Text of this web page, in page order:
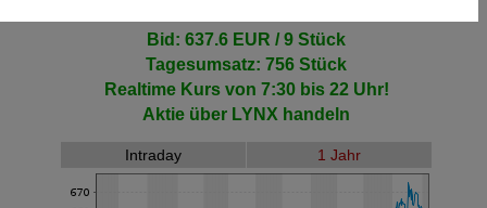
Bid: 637.6 EUR / 9 Stück
Tagesumsatz: 756 Stück
Realtime Kurs von 7:30 bis 22 Uhr!
Aktie über LYNX handeln
Intraday 1 Jahr